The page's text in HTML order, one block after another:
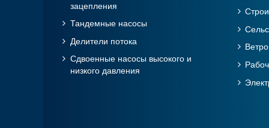
зацепления
Тандемные насосы
Делители потока
Сдвоенные насосы высокого и
низкого давления